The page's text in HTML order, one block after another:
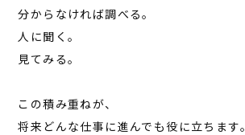
分からなければ調べる。
人に聞く。
見てみる。
この積み重ねが、
将来どんな仕事に進んでも役に立ちます。